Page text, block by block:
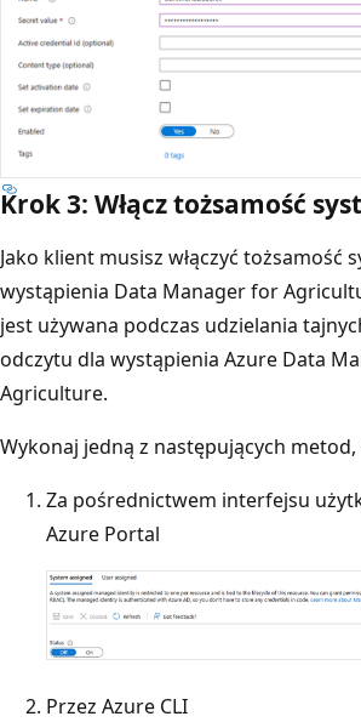
Krok 3: Włącz tożsamość
Jako klient musisz włączyć tożsamość
wystąpienia Data Manager for
jest używana podczas udzielania
odczytu dla wystąpienia Azure Data
Agriculture.
Wykonaj jedną z następujących metod,
Za pośrednictwem interfejsu
Azure Portal
Przez Azure CLI